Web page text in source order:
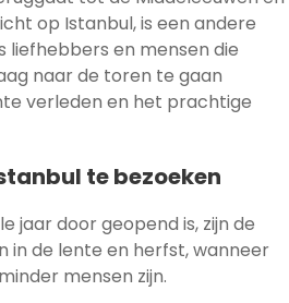
op Istanbul, is een andere
liefhebbers en mensen die
naar de toren te gaan
verleden en het prachtige
te bezoeken
jaar door geopend is, zijn de
in de lente en herfst, wanneer
mensen zijn.